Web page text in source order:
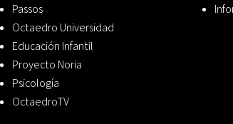
Passos
Octaedro Universidad
Educación Infantil
Proyecto Noria
Psicología
OctaedroTV